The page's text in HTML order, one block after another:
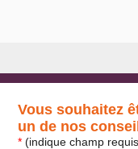
Vous souhaitez
un de nos
* (indique champ